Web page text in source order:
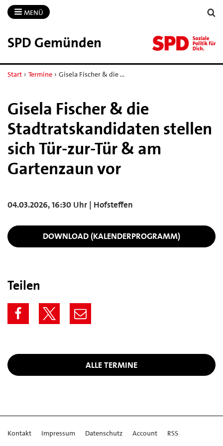
MENÜ
SPD Gemünden
Start › Termine › Gisela Fischer & die …
Gisela Fischer & die
Stadtratskandidaten stellen
sich Tür-zur-Tür & am
Gartenzaun vor
04.03.2026, 16:30 Uhr | Hofsteffen
DOWNLOAD (KALENDERPROGRAMM)
Teilen
ALLE TERMINE
Kontakt Impressum Datenschutz Account RSS